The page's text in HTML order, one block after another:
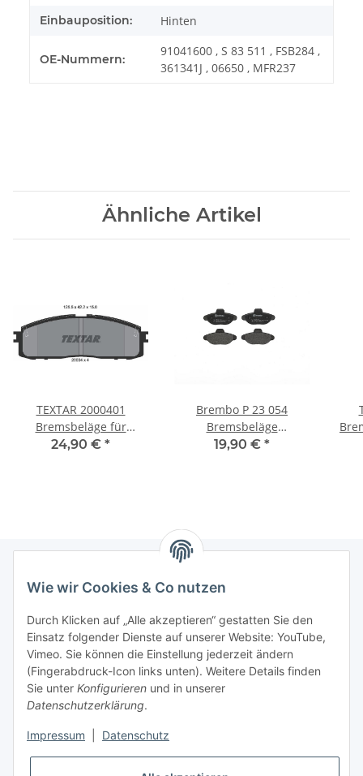
Einbauposition: Hinten
OE-Nummern:
91041600 , S 83 511 , FSB284 ,
361341J , 06650 , MFR237
Ähnliche Artikel
TEXTAR 2000401
Bremsbeläge für
Bremsklötze TOYOTA
24,90 € *
Brembo P 23 054
Bremsbeläge
Bremsbelagsatz FIAT
19,90 € *
Bitte senden Sie mir entsprechend Ihrer
Datenschutzerklärungregelmäßig und jederzeit widerruflich
Informationen zu Ihrem Produktsortiment per E-Mail zu.
Wie wir Cookies & Co nutzen
Durch Klicken auf „Alle akzeptieren“ gestatten Sie den
Einsatz folgender Dienste auf unserer Website: YouTube,
Vimeo. Sie können die Einstellung jederzeit ändern
(Fingerabdruck-Icon links unten). Weitere Details finden
Sie unter Konfigurieren und in unserer
Datenschutzerklärung.
Impressum Datenschutz